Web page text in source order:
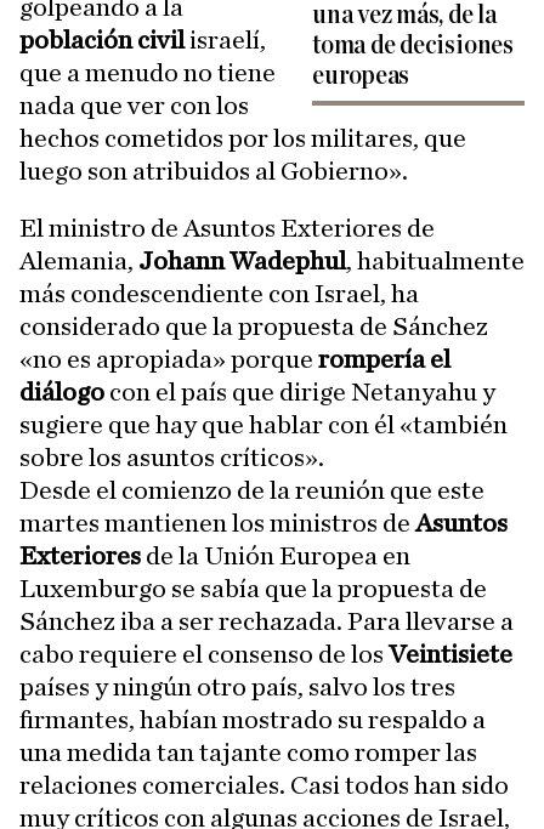
una vez más, de la
toma de decisiones
europeas
golpeando a la
población civilisraelí,
que a menudo no tiene
nada que ver con los
hechos cometidos por los militares, que
luego son atribuidos al Gobierno».
El ministro de Asuntos Exteriores de
Alemania, Johann Wadephul, habitualmente
más condescendiente con Israel, ha
considerado que la propuesta de Sánchez
«no es apropiada» porque rompería el
diálogo con el país que dirige Netanyahu y
sugiere que hay que hablar con él «también
sobre los asuntos críticos».
Desde el comienzo de la reunión que este
martes mantienen los ministros deAsuntos
Exteriores de la Unión Europea en
Luxemburgo se sabía que la propuesta de
Sánchez iba a ser rechazada. Para llevarse a
cabo requiere el consenso de losVeintisiete
países y ningún otro país, salvo los tres
firmantes, habían mostrado su respaldo a
una medida tan tajante como romper las
relaciones comerciales. Casi todos han sido
muy críticos con algunas acciones de Israel,